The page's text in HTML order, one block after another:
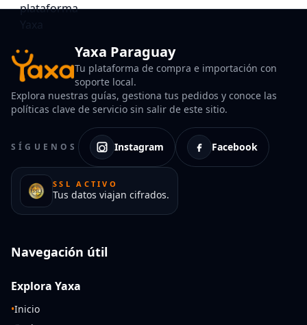
Yaxa Paraguay
Tu plataforma de compra e importación con
soporte local.
Explora nuestras guías, gestiona tus pedidos y conoce las
políticas clave de servicio sin salir de este sitio.
SÍGUENOS Instagram Facebook
SSL ACTIVO
Tus datos viajan cifrados.
Navegación útil
Explora Yaxa
•Inicio